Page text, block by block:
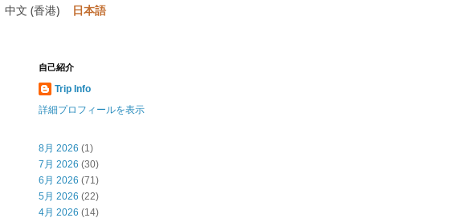
中文 (香港) 日本語
自己紹介
Trip Info
詳細プロフィールを表示
8月 2026 (1)
7月 2026 (30)
6月 2026 (71)
5月 2026 (22)
4月 2026 (14)